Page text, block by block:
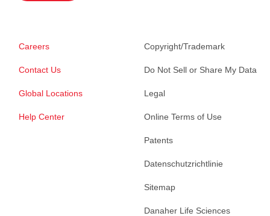
Careers
Contact Us
Global Locations
Help Center
Copyright/Trademark
Do Not Sell or Share My Data
Legal
Online Terms of Use
Patents
Datenschutzrichtlinie
Sitemap
Danaher Life Sciences